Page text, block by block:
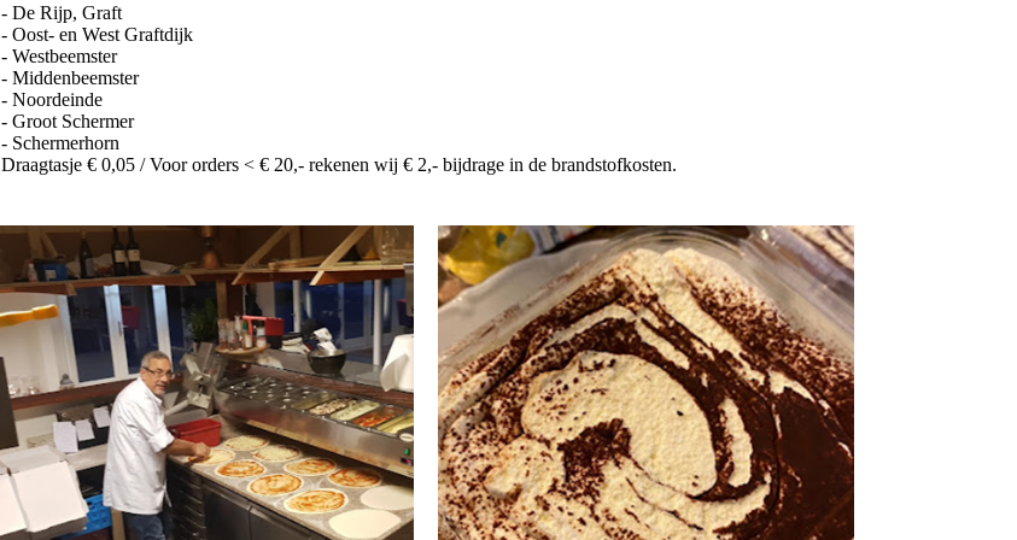
- De Rijp, Graft
- Oost- en West Graftdijk
- Westbeemster
- Middenbeemster
- Noordeinde
- Groot Schermer
- Schermerhorn
Draagtasje € 0,05 / Voor orders < € 20,- rekenen wij € 2,- bijdrage in de brandstofkosten.